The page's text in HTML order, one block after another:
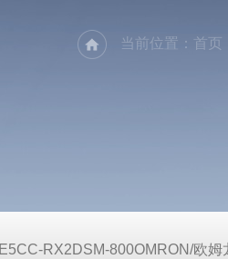
当前位置： 首页
E5CC-RX2DSM-800OMRON/欧